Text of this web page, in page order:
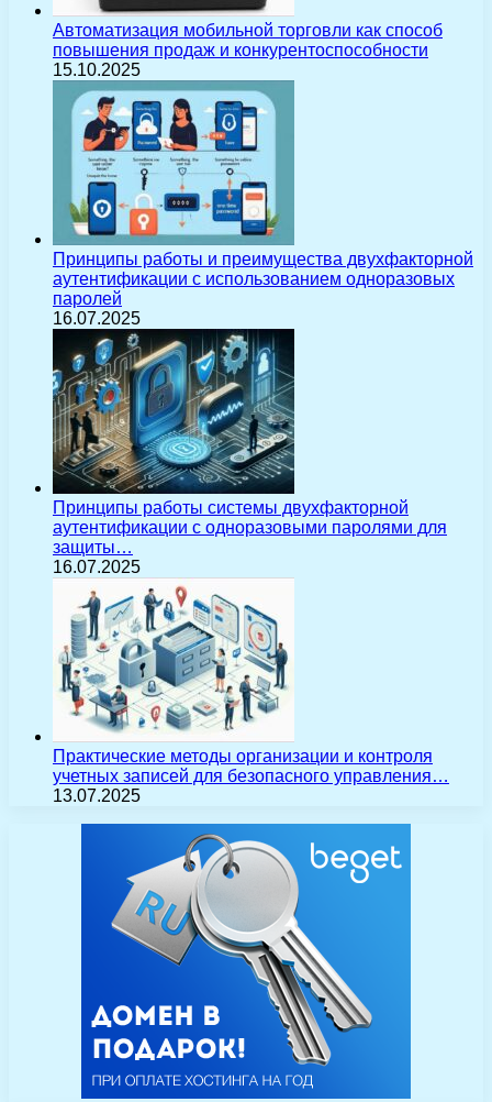
Автоматизация мобильной торговли как способ
повышения продаж и конкурентоспособности
15.10.2025
Принципы работы и преимущества двухфакторной
аутентификации с использованием одноразовых
паролей
16.07.2025
Принципы работы системы двухфакторной
аутентификации с одноразовыми паролями для
защиты…
16.07.2025
Практические методы организации и контроля
учетных записей для безопасного управления…
13.07.2025